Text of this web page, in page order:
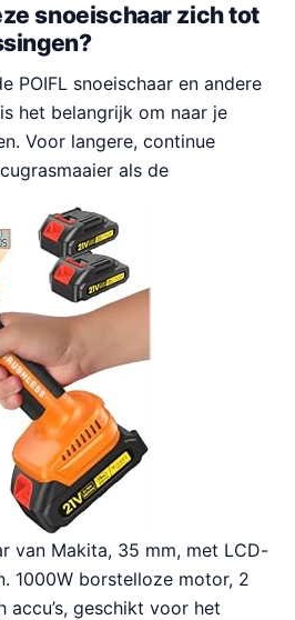
snoeischaar zich tot
POIFL snoeischaar en andere
het belangrijk om naar je
Voor langere, continue
als de
van Makita, 35 mm, met LCD-
1000W borstelloze motor, 2
geschikt voor het